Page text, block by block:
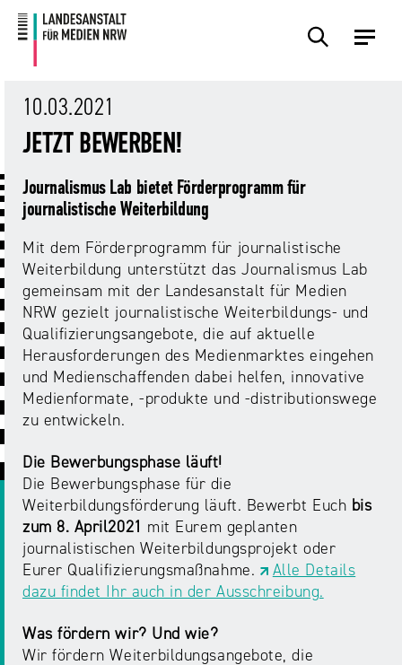
Zum
Inhalt
Zur
Navigation
Themen
Übersicht
Hass
Sexting.
Porno.
Missbrauch.
KI
in
der
Medienaufsicht
Intermediäre
Europa
in
der
Medienregulierung
Audio
Events
Übersicht
Audiopreis
Audio
Summit
NRW
Campusradio-
Preis
Growth
Laut-
und-
Klar-
Festival
NRW
Service
Übersicht
Angebote
Angebote
Übersicht
Frage?
Wir
antworten!
Eltern
und
Medien
Internet-
ABC
#äsch-
Tecks
Juuuport
NRWision
FLIMMO
Info-
und
Lehrmaterial
Forschung
Förderungen
und
Ausschreibungen
Datenschutzaufsicht
Über
Übersicht
Die
Landesanstalt
für
Medien
NRW
Aufsicht
Regulierung
Regulierung
Übersicht
TV
und
Streaming
Plattformen
Übersicht
Für
Anbietende
von
Medienplattformen
und
Benutzeroberflächen
Rechtsgrundlagen
Berichte
Die
Medienkommission
Die
Übersicht
Der
Vorsitzende
Presse
Übersicht
Pressemitteilungen
Presseverteiler
Öffentliche
Bekanntmachungen
Download-
Bereich
10.03.2021
JETZT BEWERBEN!
Journalismus Lab bietet Förderprogramm für
journalistische Weiterbildung
Mit dem Förderprogramm für journalistische
Weiterbildung unterstützt das Journalismus Lab
gemeinsam mit der Landesanstalt für Medien
NRW gezielt journalistische Weiterbildungs- und
Qualifizierungsangebote, die auf aktuelle
Herausforderungen des Medienmarktes eingehen
und Medienschaffenden dabei helfen, innovative
Medienformate, -produkte und -distributionswege
zu entwickeln.
Die Bewerbungsphase läuft!
Die Bewerbungsphase für die
Weiterbildungsförderung läuft. Bewerbt Euch bis
zum 8. April2021 mit Eurem geplanten
journalistischen Weiterbildungsprojekt oder
Eurer Qualifizierungsmaßnahme.
Alle Details
dazu findet Ihr auch in der Ausschreibung.
Was fördern wir? Und wie?
Wir fördern Weiterbildungsangebote, die